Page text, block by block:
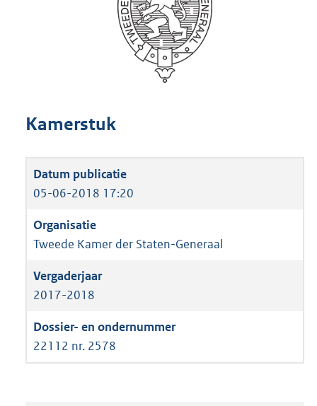
Kamerstuk
05-06-2018 17:20
Tweede Kamer der Staten-Generaal
2017-2018
22112 nr. 2578